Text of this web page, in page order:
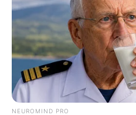
NEUROMIND PRO